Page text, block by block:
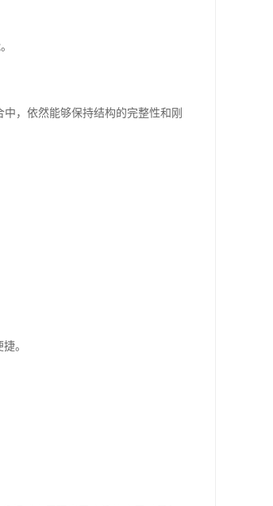
，依然能够保持结构的完整性和刚
。